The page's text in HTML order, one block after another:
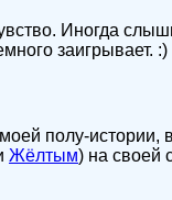
Иногда
заигрывает. :)
полу-истории,
Жёлтым) на своей